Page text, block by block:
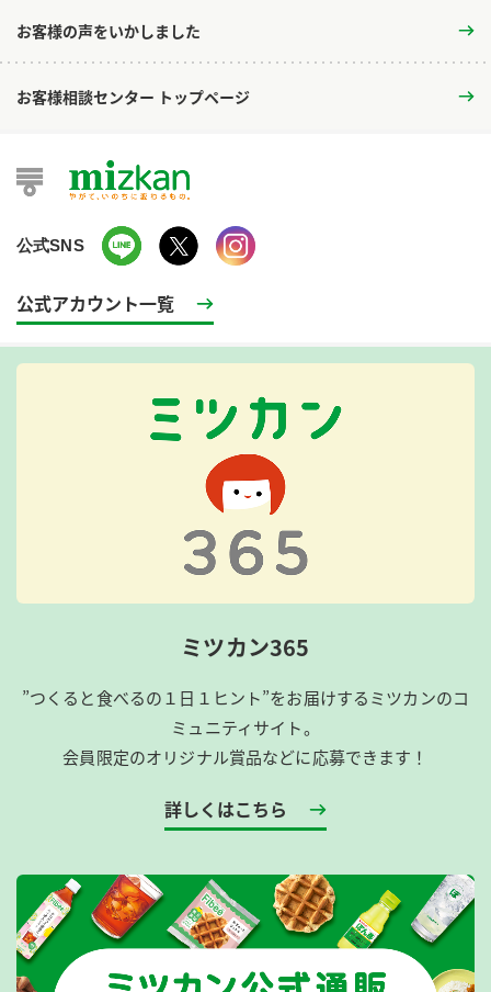
お客様の声をいかしました
お客様相談センター トップページ
公式SNS
公式アカウント一覧
ミツカン365
”つくると食べるの１日１ヒント”をお届けするミツカンのコ
ミュニティサイト。
会員限定のオリジナル賞品などに応募できます！
詳しくはこちら